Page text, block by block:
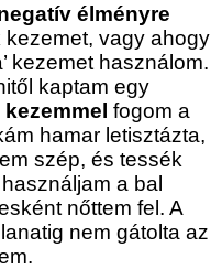
élményre
kezemet, vagy ahogy
kezemet használom.
kaptam egy
kezemmel fogom a
hamar letisztázta,
szép, és tessék
a bal
nőttem fel. A
nem gátolta az